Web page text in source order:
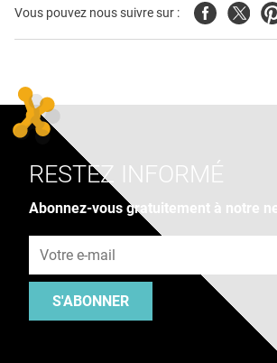
Vous pouvez nous suivre sur : FacebookTwitter
RESTEZ INFORMÉ
Abonnez-vous gratuitement à notre
S'ABONNER